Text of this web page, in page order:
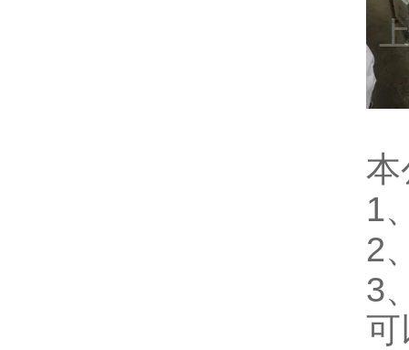
本
1
2
3
可